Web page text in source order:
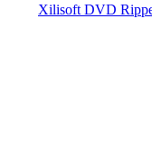
Xilisoft DVD